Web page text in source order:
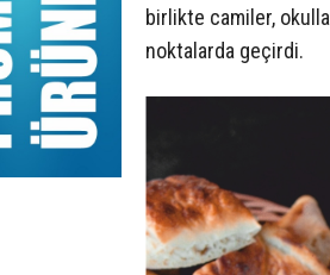
birlikte camiler,
noktalarda geçirdi.